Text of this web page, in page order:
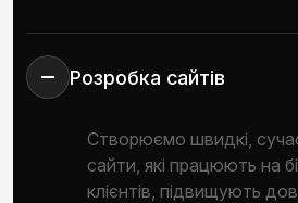
Розробка сайтів
Створюємо швидкі,
сайти, які працюють на
клієнтів, підвищують